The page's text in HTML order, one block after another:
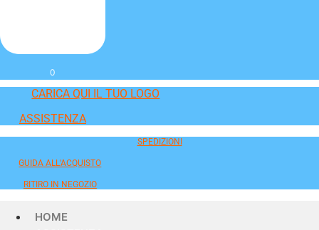
0
CARICA QUI IL TUO LOGO
ASSISTENZA
SPEDIZIONI
GUIDA ALL'ACQUISTO
RITIRO IN NEGOZIO
HOME